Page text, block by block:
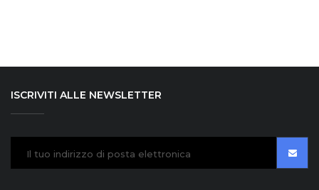
ISCRIVITI ALLE NEWSLETTER